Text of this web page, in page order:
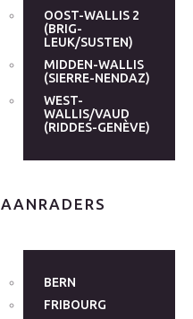
OOST-WALLIS 2
(BRIG-
LEUK/SUSTEN)
MIDDEN-WALLIS
(SIERRE-NENDAZ)
WEST-
WALLIS/VAUD
(RIDDES-GENÈVE)
AANRADERS
BERN
FRIBOURG